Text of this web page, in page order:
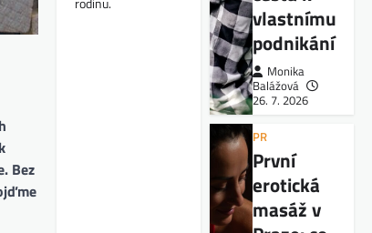
Bez
vlastnímu
podnikání
Monika
Balážová
26. 7. 2026
PR
První
erotická
masáž v